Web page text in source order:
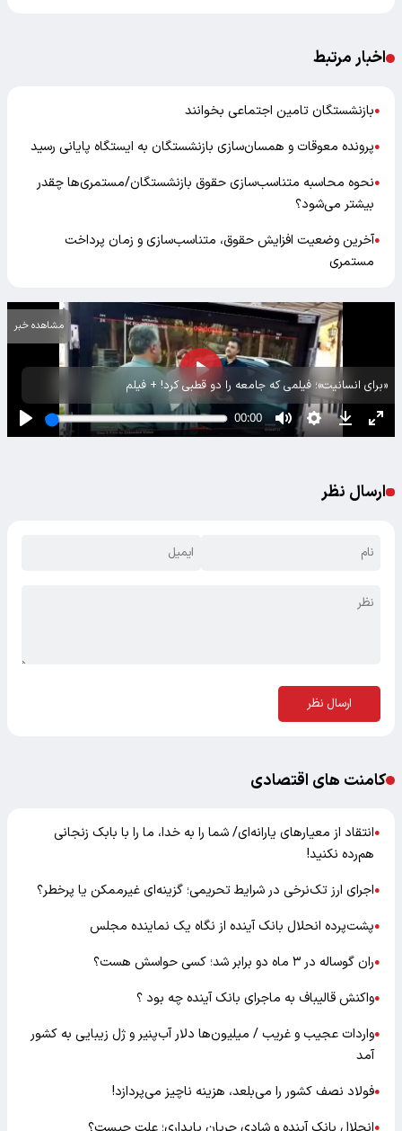
اخبار مرتبط
●بازنشستگان تامین اجتماعی بخوانند
●پرونده معوقات و همسان‌سازی بازنشستگان به ایستگاه پایانی رسید
●نحوه محاسبه متناسب‌سازی حقوق بازنشستگان/مستمری‌ها چقدر
بیشتر می‌شود؟
●آخرین وضعیت افزایش حقوق، متناسب‌سازی و زمان پرداخت
مستمری
«برای انسانیت»؛ فیلمی که جامعه را دو قطبی کرد! + فیلم
مشاهده خبر
ارسال نظر
ارسال نظر
کامنت های اقتصادی
●انتقاد از معیارهای یارانه‌ای/ شما را به خدا، ما را با بابک زنجانی
هم‌رده نکنید!
●اجرای ارز تک‌نرخی در شرایط تحریمی؛ گزینه‌ای غیرممکن یا پرخطر؟
●پشت‌پرده انحلال بانک آینده از نگاه یک نماینده مجلس
●ران گوساله در ۳ ماه دو برابر شد؛ کسی حواسش هست؟
●واکنش قالیباف به ماجرای بانک آینده چه بود ؟
●واردات عجیب و غریب / میلیون‌ها دلار آب‌پنیر و ژل زیبایی به کشور
آمد
●فولاد نصف کشور را می‌بلعد، هزینه ناچیز می‌پردازد!